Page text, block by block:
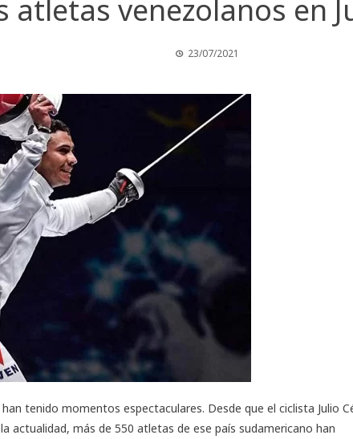
atletas venezolanos en
23/07/2021
han tenido momentos espectaculares. Desde que el ciclista Julio
actualidad, más de 550 atletas de ese país sudamericano han